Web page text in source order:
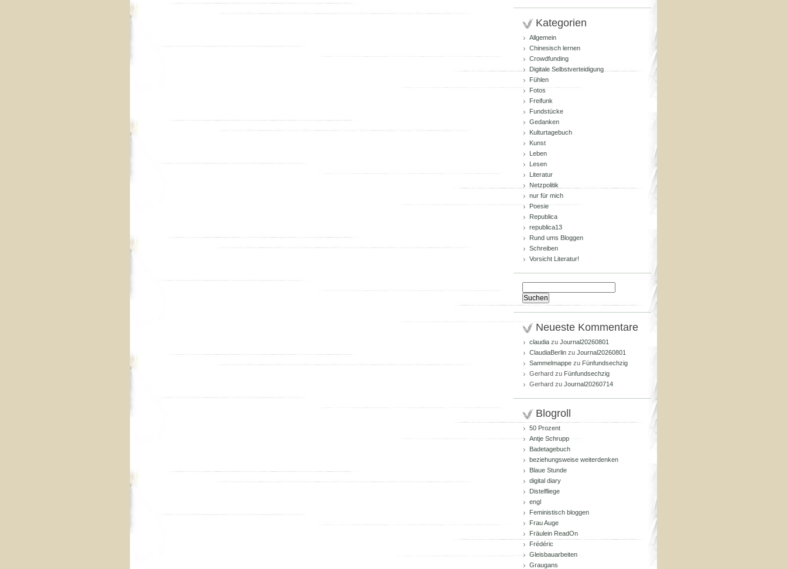
Kategorien
Allgemein
Chinesisch lernen
Crowdfunding
Digitale Selbstverteidigung
Fühlen
Fotos
Freifunk
Fundstücke
Gedanken
Kulturtagebuch
Kunst
Leben
Lesen
Literatur
Netzpolitik
nur für mich
Poesie
Republica
republica13
Rund ums Bloggen
Schreiben
Vorsicht Literatur!
nach:
Neueste Kommentare
claudia zu Journal20260801
ClaudiaBerlin zu Journal20260801
Sammelmappe zu Fünfundsechzig
Gerhard zu Fünfundsechzig
Gerhard zu Journal20260714
Blogroll
50 Prozent
Antje Schrupp
Badetagebuch
beziehungsweise weiterdenken
Blaue Stunde
digital diary
Distelfliege
engl
Feministisch bloggen
Frau Auge
Fräulein ReadOn
Frédéric
Gleisbauarbeiten
Graugans